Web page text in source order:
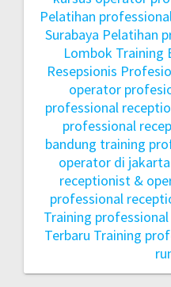
Pelatihan
Surabaya Pelatihan
Lombok Training
Resepsionis
operator
professional
professional
bandung training
operator di jakarta
receptionist &
professional
Training
Terbaru Training